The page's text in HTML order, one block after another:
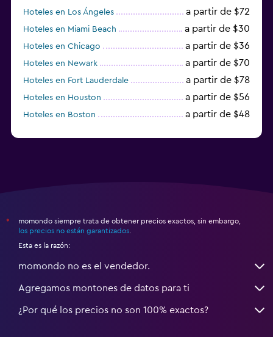
Hoteles en Los Ángeles a partir de $72
Hoteles en Miami Beach a partir de $30
Hoteles en Chicago a partir de $36
Hoteles en Newark a partir de $70
Hoteles en Fort Lauderdale a partir de $78
Hoteles en Houston a partir de $56
Hoteles en Boston a partir de $48
*
momondo siempre trata de obtener precios exactos, sin embargo,
los precios no están garantizados
Esta es la razón:
momondo no es el vendedor.
Agregamos montones de datos para ti
¿Por qué los precios no son 100% exactos?